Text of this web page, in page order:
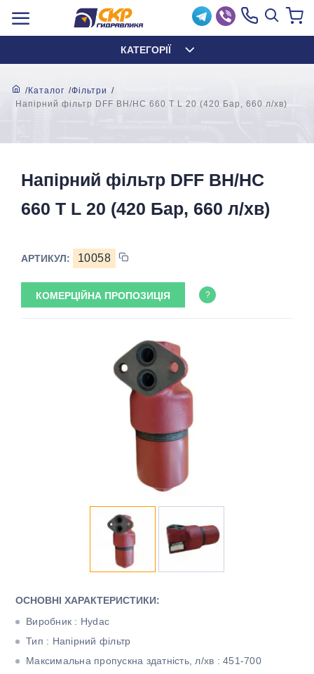
КАТЕГОРІЇ
Каталог
Фільтри
Напірний фільтр DFF BH/HC 660 T L 20 (420 Бар, 660 л/хв)
Напірний фільтр DFF BH/HC
660 T L 20 (420 Бар, 660 л/хв)
АРТИКУЛ: 10058
КОМЕРЦІЙНА ПРОПОЗИЦІЯ ?
ОСНОВНІ ХАРАКТЕРИСТИКИ:
Виробник : Hydac
Тип : Напірний фільтр
Максимальна пропускна здатність, л/хв : 451-700